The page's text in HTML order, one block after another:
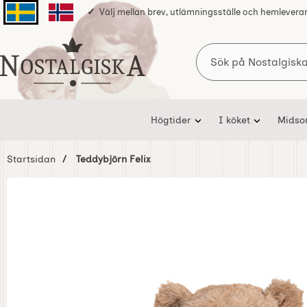
Svenska sidanNorska sidan
Välj mellan brev, utlämningsställe och
Startsidan för Nostalgiska
Sök
Högtider I köket
Startsidan Teddybjörn Felix